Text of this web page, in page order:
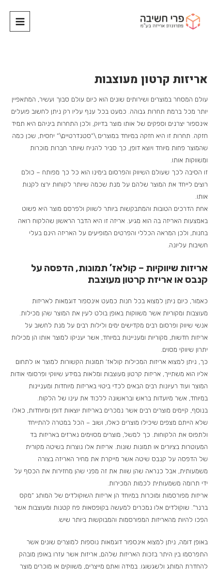
אריזות קרטון מעוצבות
עולם המסחר במוצרים ושירותים שונים הוא כיום עולם סבוך ועשיר, המתאפיין
יותר מכל ברמת תחרות גבוהה. כמעט בכל ענף עליו רק ניתן לחשוב פועלים
אינספור יצרנים וספקים של אותו מוצר בדיוק, ולכן התחרות ביניהם היא תמיד
חזקה. תחרות זו היא חזקה במיוחד במוצרים \”סטנדרטיים\” יחסית, שכן כמה
שהמוצר פחות מיוחד ויוצא דופן, כך סביר להניח שיותר חברות מוכרות
ומשווקות אותו.
זו הסיבה לכך שעולם השיווק והפרסום בימינו הוא כל כך מפותח – כולם
רוצים לייחד את המוצר שלהם על מנת שכמה שיותר לקוחות ירצו לקנות
אותו.
אחת הדרכים הטובות והמתבקשות ביותר לשווק ולפרסם מוצר היא פשוט
באמצעות האריזה בה הוא מגיע. אריזה זו היא הדבר הראשון שהלקוח רואה
בחנות, ולכן המראה הכללי והפרטים המופיעים על האריזה הינם בעלי
חשיבות עליונה.
אריזות שיווקיות – קולאז’ תמונות, הדפסה על
קנבס או אריזת קרטון מעוצבת
כאמור, כיום ניתן למצוא בכל חנות כמעט אינספור דוגמאות לאריזות
מעוצבות ומקוריות אשר משווקות באופן בולט לעין את המוצר שהן מכילות.
אנשי שיווק ופרסום רבים מקדישים ימים ולילות רבים על מנת לחשוב על
אריזות חדשות, מקוריות ומעניינות במיוחד, אשר יעניקו למוצר אותו הן מכילות
יתרון שיווקי מסוים.
כך, ניתן למצוא אריזות המכילות קולאז’ תמונות הקשורות למוצר או לתחום
אליו הוא משתייך, אריזות קרטון מעוצבות ומלאות במידע שיווקי ופרסומי אודות
המוצר ועוד רעיונות רבים הבאים לכדי ביטוי באריזות מיוחדות ומעניינות
במיוחד, אשר מיועדות בראש ובראשונה ללכוד את עינו של הלקוח.
בנוסף, קיימים מוצרים רבים אשר נמכרים באריזות יוצאות דופן ומיוחדות, כאלו
שלא הייתם מצפים שיכילו מוצרים כאלו, ושוב – הכל במטרה להתייחד
ולתפוס את הלקוחות. כך למשל, מוצרים מסוימים נארזים באריזות בד
המעוטרות בציורים או תמונות שונות. אריזות אלו נוצרות בשיטה מקורית
של הדפסה על קנבס שיטה אשר מייקרת את מחיר האריזה בצורה
משמעותית, אבל כנראה שהן שוות את זה מפני שהן מחזירות את הכסף על
ידי תרומה משמעותית לכמות המכירות.
אריזות מפורסמות ומוכרות במיוחד הן אריזות השוקולדים של המותג “מקס
ברנר”. שוקולדים אלו נמכרים למעשה בקופסאות פח קטנות ומעוצבות אשר
הפכו להיות מהאריזות המפורסמות והמבוקשות ביותר שיש.
באופן דומה, ניתן למצוא אינספור דוגמאות נוספות למוצרים שונים אשר
התפרסמו בין היתר בזכות האריזות שלהם, אריזות אשר עזרו באופן מובהק
להחדרת המותג ולשגשוגו. במידה ואתם מייצרים, משווקים או מוכרים מוצר